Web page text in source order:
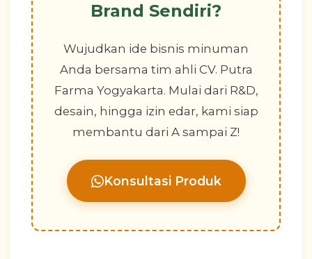
Brand Sendiri?
Wujudkan ide bisnis minuman
Anda bersama tim ahli CV. Putra
Farma Yogyakarta. Mulai dari R&D,
desain, hingga izin edar, kami siap
membantu dari A sampai Z!
Konsultasi Produk